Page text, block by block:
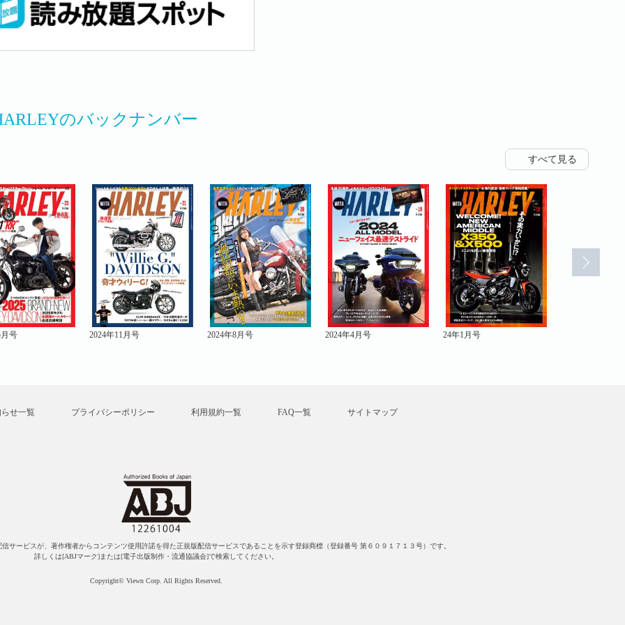
のバックナンバー
すべて見る
号 2024年11月号 2024年8月号 2024年4月号 24年1月号
せ一覧 プライバシーポリシー 利用規約一覧 FAQ一覧 サイトマップ
サービスが、著作権者からコンテンツ使用許諾を得た正規版配信サービスであることを示す登録商標（登録番号 第６０９１７１３号）です。
詳しくは[ABJマーク]または[電子出版制作・流通協議会]で検索してください。
Copyright© Viewn Corp. All Rights Reserved.